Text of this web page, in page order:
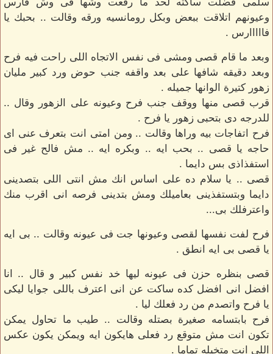
وعيونهم اتلاقت ببعض وبكل رومانسيه ورقه وقالت .. بحبك يا
فااااارس .
وبعد ما قام قصى ومشى فى نفس الاتجاه اللى راحت فيه فرح
وبعد دقيقه شافها على بعد واقفه جنب حوض ورد كبير مليان
زهور كتيرة الوانها جميله .
قرب قصى منها ووقف جنب فرح وعيونه على الزهور وقال ..
للدرجه دى بتحبى زهور يا فرح .
فرح اتفاجات بيه وراها وقالت .. ومن امتى انت بتعرف عنى اى
حاجه يا قصى .. بحب ايه .. وبكره ايه .. مش فالح غير فى
استفذاذى بس دايما .
قصى .. يا سلام ده على اساس انك مش انتى اللى بتصدينى
دايما وبتستفذينى بعاميلك ومش بتدينى فرصه انى اقرب منك
واعترفلك بى...
فرح لفت نفسها لقصى وعيونها جت فى عيونه وقالت .. بى ايه
يا قصى بى ايه انطق .
قصى بنظره حزن فى عيونه ليها خد نفس كبير و قال .. انا
افضل انى افضل كده ساكت عن انى اعترف باللى جوايا ليكى
يا فرح واتصدم من رد فعلك ليا .
فرح بابتسامه صغيرة بصتله وقالت .. طيب ما تحاول يمكن
تكون انت مش متوقع رد فعلى هايكون ايه ويمكن يكون عكس
اللى انت متخيله تماما .